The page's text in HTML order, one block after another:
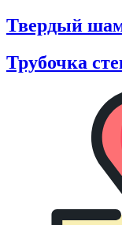
Твердый
Трубочка